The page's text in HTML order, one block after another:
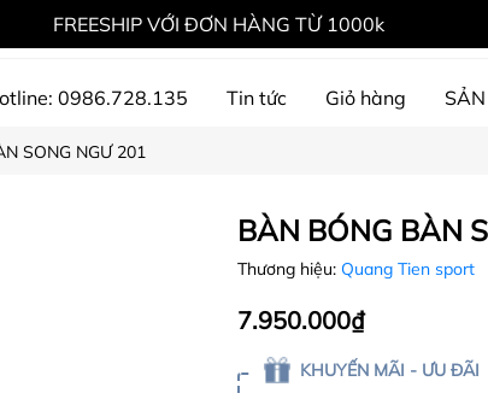
FREESHIP VỚI ĐƠN HÀNG TỪ 1000k
0986.728.135 Tin tức Giỏ hàng
SONG NGƯ 201
BÀN BÓNG BÀN
Thương hiệu: Quang Tien sport
7.950.000₫
KHUYẾN MÃI - ƯU ĐÃI